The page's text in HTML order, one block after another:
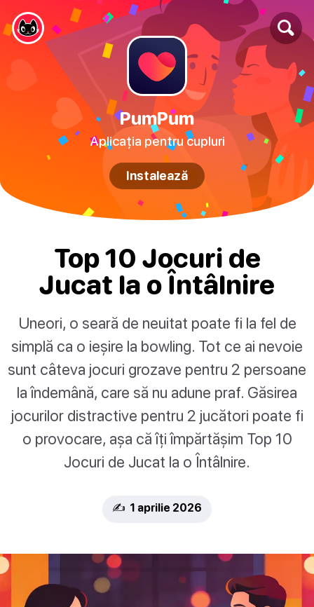
PumPum
Aplicația pentru cupluri
Instalează
Top 10 Jocuri de
Jucat la o Întâlnire
Uneori, o seară de neuitat poate fi la fel de
simplă ca o ieșire la bowling. Tot ce ai nevoie
sunt câteva jocuri grozave pentru 2 persoane
la îndemână, care să nu adune praf. Găsirea
jocurilor distractive pentru 2 jucători poate fi
o provocare, așa că îți împărtășim Top 10
Jocuri de Jucat la o Întâlnire.
✍️ 1 aprilie 2026